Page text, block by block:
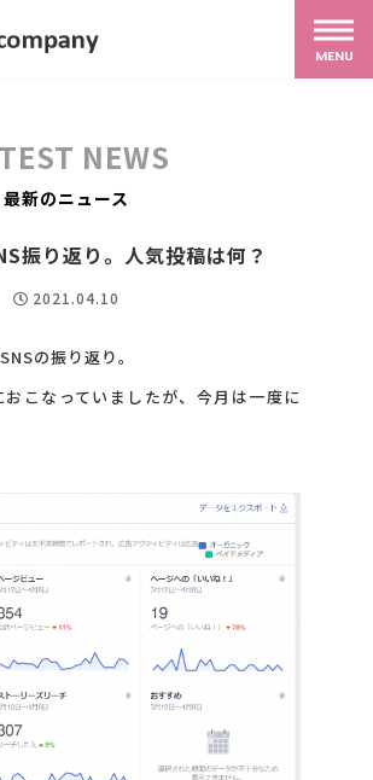
MENU
NEWS
最新のニュース
振り返り。人気投稿は何？
2021.04.10
の振り返り。
こなっていましたが、今月は一度に